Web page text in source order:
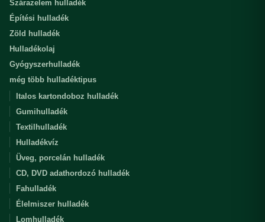
Szárazelem hulladék
Építési hulladék
Zöld hulladék
Hulladékolaj
Gyógyszerhulladék
még több hulladéktipus
Italos kartondoboz hulladék
Gumihulladék
Textilhulladék
Hulladékvíz
Üveg, porcelán hulladék
CD, DVD adathordozó hulladék
Fahulladék
Élelmiszer hulladék
Lomhulladék